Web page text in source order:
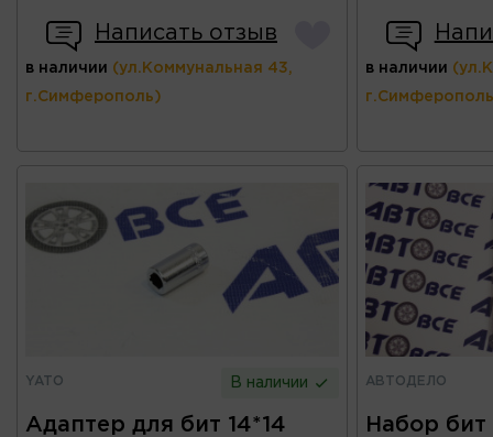
Написать отзыв
в наличии (ул.Коммунальная 43,
г.Симферополь)
в наличии
YATO В наличии
Адаптер для бит 14*14
АВТОДЕЛО
Набор бит